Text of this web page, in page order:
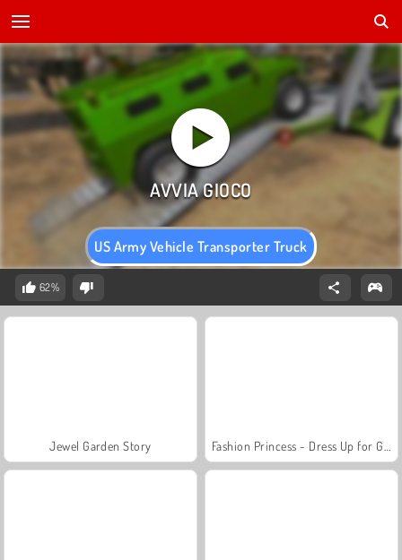
US Army Vehicle Transporter Truck
62%
Jewel Garden Story